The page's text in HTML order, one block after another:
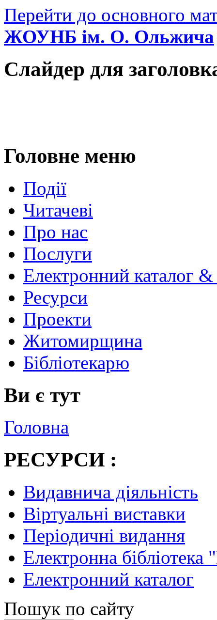
Перейти до основного
ЖОУНБ ім. О. Ольжича
Слайдер для
Головне меню
Події
Читачеві
Про нас
Послуги
Електронний каталог
Ресурси
Проекти
Житомирщина
Бібліотекарю
Ви є тут
Головна
РЕСУРСИ :
Видавнича діяльність
Віртуальні виставки
Періодичні видання
Електронна
Електронний каталог
Пошук по сайту